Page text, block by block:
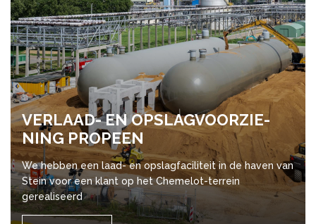
VER­LAAD- EN OP­SLAG­VOOR­ZIE­
NING PRO­PEEN
We hebben een laad- en opslagfaciliteit in de haven van
Stein voor een klant op het Chemelot-terrein
gerealiseerd